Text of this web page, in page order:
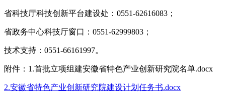
省科技厅科技创新平台建设处：0551-62616083；
省政务中心科技厅窗口：0551-62999803；
技术支持：0551-66161997。
附件：1.首批立项组建安徽省特色产业创新研究院名单.docx
2.安徽省特色产业创新研究院建设计划任务书.docx